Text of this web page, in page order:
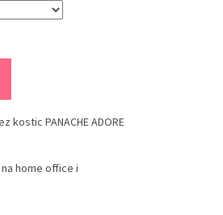
PANACHE ADORE
home office i